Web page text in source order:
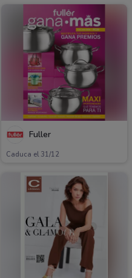
Fuller
Caduca el 31/12